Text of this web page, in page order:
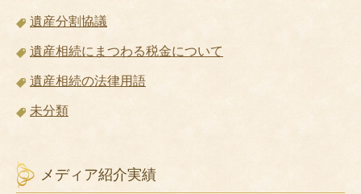
遺産分割協議
遺産相続にまつわる税金について
遺産相続の法律用語
未分類
メディア紹介実績